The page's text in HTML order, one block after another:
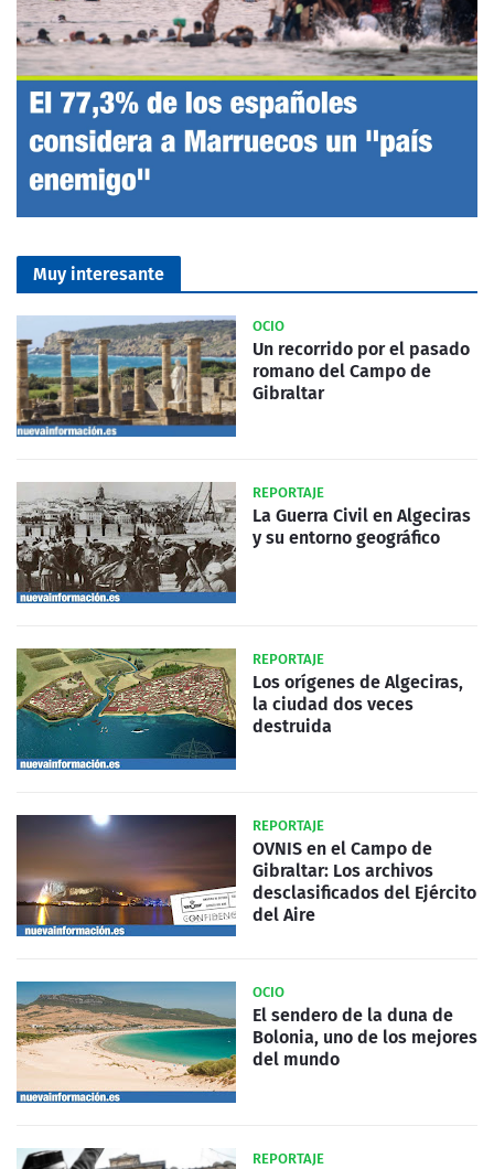
Muy interesante
OCIO
Un recorrido por el pasado
romano del Campo de
Gibraltar
REPORTAJE
La Guerra Civil en Algeciras
y su entorno geográfico
REPORTAJE
Los orígenes de Algeciras,
la ciudad dos veces
destruida
REPORTAJE
OVNIS en el Campo de
Gibraltar: Los archivos
desclasificados del Ejército
del Aire
OCIO
El sendero de la duna de
Bolonia, uno de los mejores
del mundo
REPORTAJE